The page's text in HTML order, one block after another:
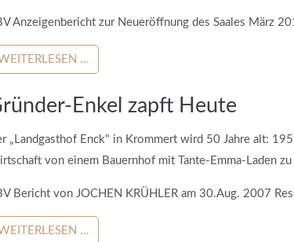
Anzeigenbericht zur Neueröffnung des Saales März
…
Enkel zapft Heute
„Landgasthof Enck" in Krommert wird 50 Jahre alt:
von einem Bauernhof mit Tante-Emma-Laden
Bericht von JOCHEN KRÜHLER am 30.Aug. 2007
…